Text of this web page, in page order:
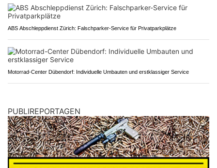
ABS Abschleppdienst Zürich: Falschparker-Service für Privatparkplätze
Motorrad-Center Dübendorf: Individuelle Umbauten und erstklassiger Service
PUBLIREPORTAGEN